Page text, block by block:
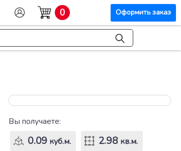
0 Оформить заказ
Вы получаете:
0.09 куб.м. 2.98 кв.м.